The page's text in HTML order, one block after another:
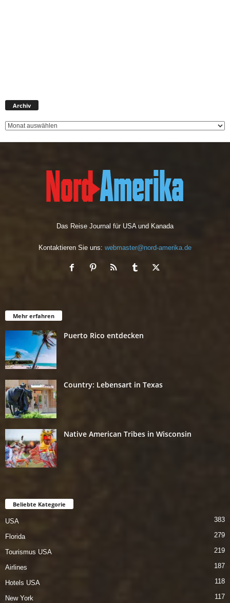
Archiv
h
Das Reise Journal für USA und Kanada
Kontaktieren Sie uns: webmaster@nord-amerika.de
Mehr erfahren
Puerto Rico entdecken
Country: Lebensart in Texas
Native American Tribes in Wisconsin
Beliebte Kategorie
USA 383
Florida 279
Tourismus USA 219
Airlines 187
Hotels USA 118
New York 117